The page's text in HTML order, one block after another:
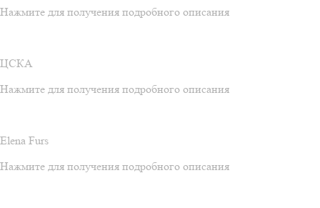
Нажмите для получения подробного описания
ЦСКА
Нажмите для получения подробного описания
Elena Furs
Нажмите для получения подробного описания